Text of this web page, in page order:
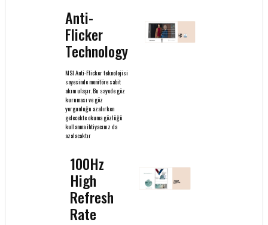
Anti-
Flicker
Technology
MSI Anti-Flicker teknolojisi
sayesinde monitöre sabit
akım ulaşır. Bu sayede göz
kuruması ve göz
yorgunluğu azalırken
gelecekte okuma gözlüğü
kullanma ihtiyacınız da
azalacaktır
100Hz
High
Refresh
Rate